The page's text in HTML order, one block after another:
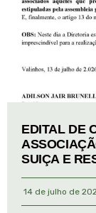
EDITAL DE
SUIÇA E
14 de julho de